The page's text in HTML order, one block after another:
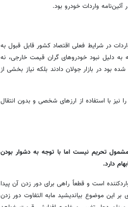
واردات خودرو بود.
در شرایط فعلی اقتصاد کشور قابل قبول به
دلیل نبود خودروهای گران قیمت خارجی، نه
اعلام شده بود در بازار جولان دادند بلکه نیاز بخشی از
اجازه واردات خودروهای بالای ۲۰ هزار یورو را نیز با استفاده از ارزهای شخصی و بدون انتقال
تحریم نیست اما با توجه به دشوار بودن
دارد.
است و قطعاً راهی برای دور زدن آن پیدا
بر این موضوع بیاندیشید مابه التفاوت دور زدن